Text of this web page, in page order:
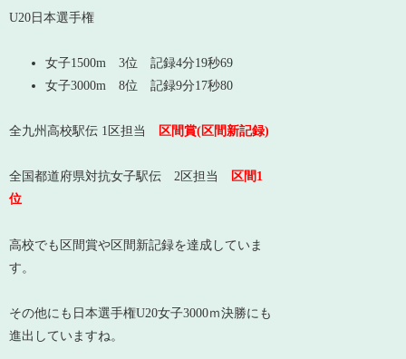
U20日本選手権
女子1500m 3位 記録4分19秒69
女子3000m 8位 記録9分17秒80
全九州高校駅伝 1区担当 区間賞(区間新記録)
全国都道府県対抗女子駅伝 2区担当
区間1
位
高校でも区間賞や区間新記録を達成していま
す。
その他にも日本選手権U20女子3000ｍ決勝にも
進出していますね。